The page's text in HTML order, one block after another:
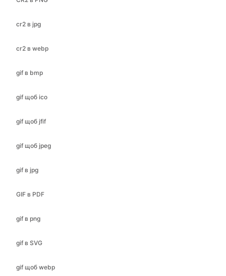
cr2 в webp
gif в bmp
gif щоб ico
gif щоб jfif
gif щоб jpeg
gif в jpg
GIF в PDF
gif в png
gif в SVG
gif щоб webp
heic в bmp
heic в gif